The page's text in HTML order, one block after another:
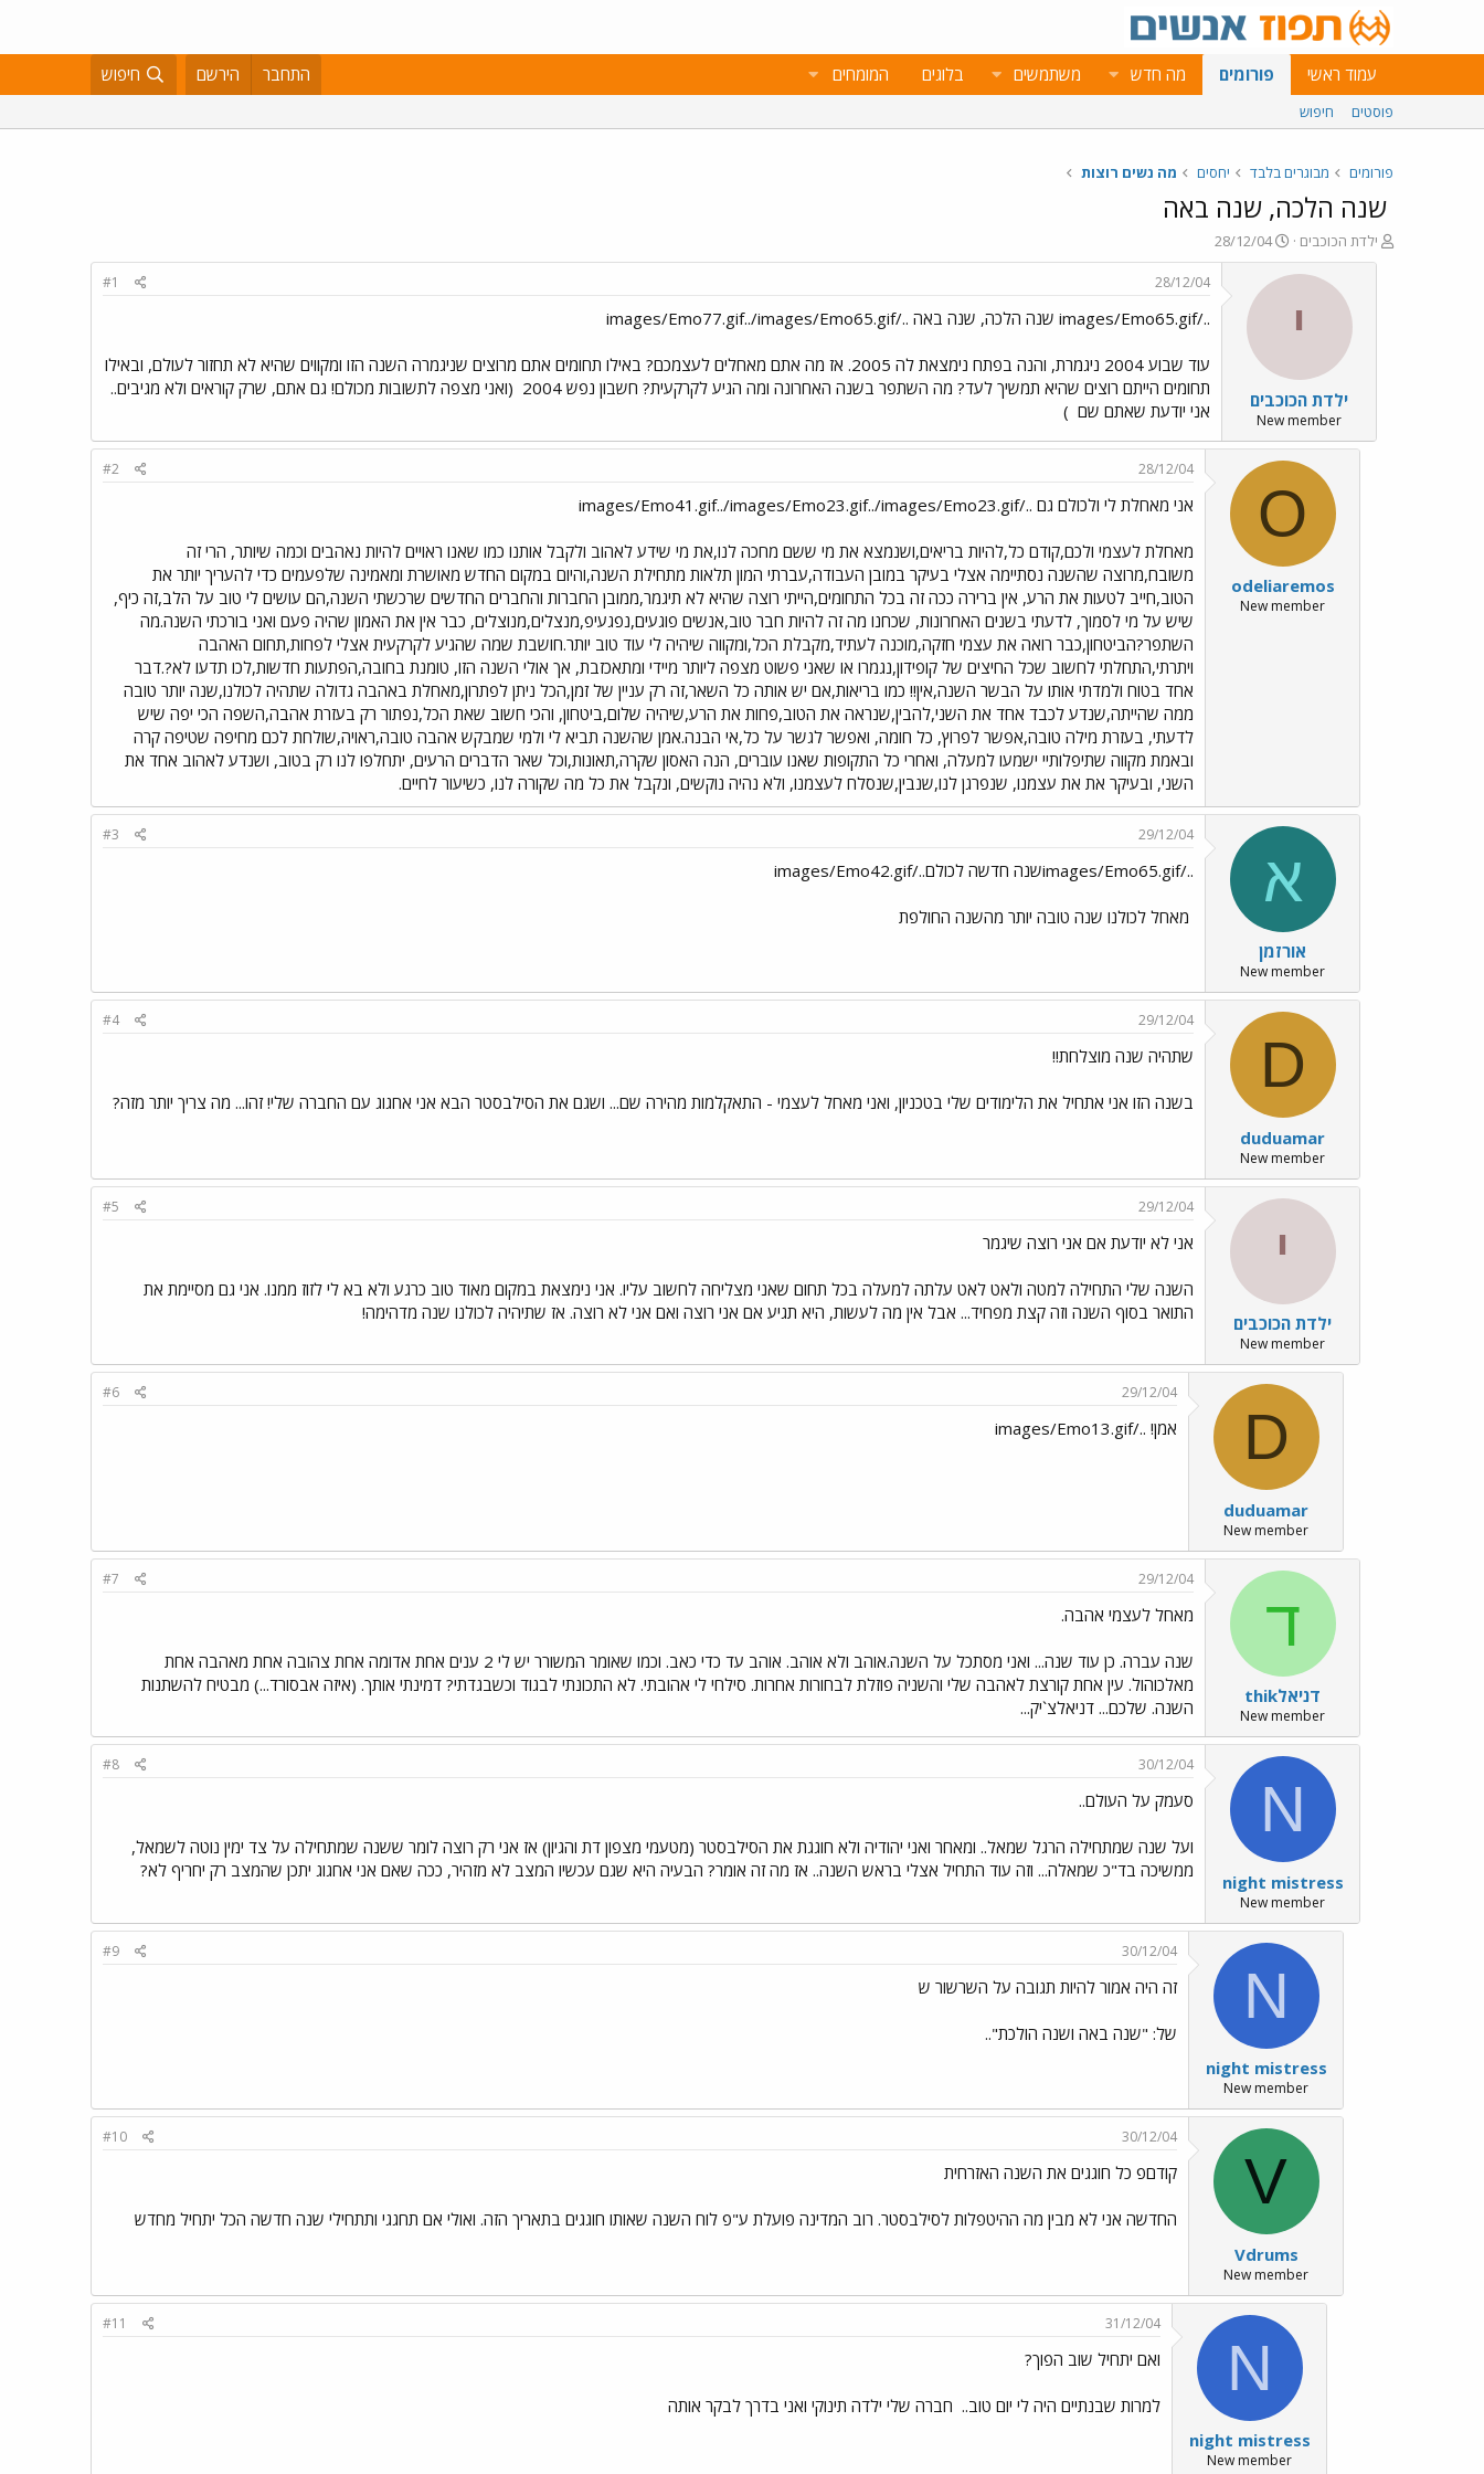
עמוד ראשי פורומים מה חדש משתמשים בלוגים המומחים התחבר הירשם חיפוש
פוסטים חיפוש
פורומים מבוגרים בלבד יחסים מה נשים רוצות
שנה הלכה, שנה באה
פ
ו
ילדת הכוכבים
פ
ו
ר
א
ר
י
ך
28/12/04
י
ילדת הכוכבים
New member
28/12/04
#1
../images/Emo65.gif שנה הלכה, שנה באה ../images/Emo77.gif../images/Emo65.gif
עוד שבוע 2004 ניגמרת, והנה בפתח נימצאת לה 2005. אז מה אתם מאחלים לעצמכם? באילו תחומים אתם מרוצים שניגמרה השנה הזו ומקווים שהיא לא תחזור לעולם, ובאילו
תחומים הייתם רוצים שהיא תמשיך לעד? מה השתפר בשנה האחרונה ומה הגיע לקרקעית? חשבון נפש 2004
(ואני מצפה לתשובות מכולם! גם אתם, שרק קוראים ולא מגיבים..
אני יודעת שאתם שם )
O
odeliaremos
New member
28/12/04
#2
אני מאחלת לי ולכולם גם ../images/Emo41.gif../images/Emo23.gif../images/Emo23.gif
מאחלת לעצמי ולכם,קודם כל,להיות בריאים,ושנמצא את מי ששם מחכה לנו,את מי שידע לאהוב ולקבל אותנו כמו שאנו ראויים להיות נאהבים וכמה שיותר, הרי זה
משובח,מרוצה שהשנה נסתיימה אצלי בעיקר במובן העבודה,עברתי המון תלאות מתחילת השנה,והיום במקום החדש מאושרת ומאמינה שלפעמים כדי להעריך יותר את
הטוב,חייב לטעות את הרע, אין ברירה ככה זה בכל התחומים,הייתי רוצה שהיא לא תיגמר,ממובן החברות והחברים החדשים שרכשתי השנה,הם עושים לי טוב על הלב,זה כיף,
שיש על מי לסמוך, לדעתי בשנים האחרונות, שכחנו מה זה להיות חבר טוב,אנשים פוגעים,נפגעיפ,מנצלים,מנוצלים, כבר אין את האמון שהיה פעם ואני בורכתי השנה.מה
השתפר?הביטחון,כבר רואה את עצמי חזקה,מוכנה לעתיד,מקבלת הכל,ומקווה שיהיה לי עוד טוב יותר.חושבת שמה שהגיע לקרקעית אצלי לפחות,תחום האהבה
ויתרתי,התחלתי לחשוב שכל החיצים של קופידון,נגמרו או שאני פשוט מצפה ליותר מיידי ומתאכזבת, אך אולי השנה הזו, טומנת בחובה,הפתעות חדשות,לכו תדעו לא?.דבר
אחד בטוח ולמדתי אותו על הבשר השנה,אין!! כמו בריאות,אם יש אותה כל השאר,זה רק עניין של זמן,הכל ניתן לפתרון,מאחלת באהבה גדולה שתהיה לכולנו,שנה יותר טובה
ממה שהייתה,שנדע לכבד אחד את השני,להבין,שנראה את הטוב,פחות את הרע,שיהיה שלום,ביטחון, והכי חשוב שאת הכל,נפתור רק בעזרת אהבה,השפה הכי יפה שיש
לדעתי, בעזרת מילה טובה,אפשר לפרוץ, כל חומה, ואפשר לגשר על כל,אי הבנה.אמן שהשנה תביא לי ולמי שמבקש אהבה טובה,ראויה,שולחת לכם מחיפה שטיפה קרה
ובאמת מקווה שתיפלותיי ישמעו למעלה, ואחרי כל התקופות שאנו עוברים, הנה האסון שקרה,תאונות,וכל שאר הדברים הרעים, יתחלפו לנו רק בטוב, ושנדע לאהוב אחד את
השני, ובעיקר את את עצמנו, שנפרגן לנו,שנבין,שנסלח לעצמנו, ולא נהיה נוקשים, ונקבל את כל מה שקורה לנו, כשיעור לחיים.
א
אורזמן
New member
29/12/04
#3
../images/Emo65.gifשנה חדשה לכולם../images/Emo42.gif
מאחל לכולנו שנה טובה יותר מהשנה החולפת
D
duduamar
New member
29/12/04
#4
שתהיה שנה מוצלחת!!
בשנה הזו אני אתחיל את הלימודים שלי בטכניון, ואני מאחל לעצמי - התאקלמות מהירה שם... ושגם את הסילבסטר הבא אני אחגוג עם החברה שלי! זהו... מה צריך יותר מזה?
י
ילדת הכוכבים
New member
29/12/04
#5
אני לא יודעת אם אני רוצה שיגמר
השנה שלי התחילה למטה ולאט לאט עלתה למעלה בכל תחום שאני מצליחה לחשוב עליו. אני נימצאת במקום מאוד טוב כרגע ולא בא לי לזוז ממנו. אני גם מסיימת את
התואר בסוף השנה וזה קצת מפחיד... אבל אין מה לעשות, היא תגיע אם אני רוצה ואם אני לא רוצה. אז שתיהיה לכולנו שנה מדהימה!
D
duduamar
New member
29/12/04
#6
אמן! ../images/Emo13.gif
ד
דניאלthik
New member
29/12/04
#7
מאחל לעצמי אהבה.
שנה עברה. כן עוד שנה... ואני מסתכל על השנה.אוהב ולא אוהב. אוהב עד כדי כאב. וכמו שאומר המשורר יש לי 2 ענים אחת אדומה אחת צהובה אחת מאהבה אחת
מאלכוהול. עין אחת קורצת לאהבה שלי והשניה פוזלת לבחורות אחרות. סילחי לי אהובתי. לא התכונתי לבגוד וכשבגדתי? דמינתי אותך. (איזה אבסורד...) מבטיח להשתנות
השנה. שלכם... דניאלצ`יק...
N
night mistress
New member
30/12/04
#8
סעמק על העולם..
ועל שנה שמתחילה הרגל שמאל.. ומאחר ואני יהודיה ולא חוגגת את הסילבסטר (מטעמי מצפון דת והגיון) אז אני רק רוצה לומר ששנה שמתחילה על צד ימין נוטה לשמאל,
ממשיכה בד"כ שמאלה... וזה עוד התחיל אצלי בראש השנה.. אז מה זה אומר? הבעיה היא שגם עכשיו המצב לא מזהיר, ככה שאם אני אחגוג יתכן שהמצב רק יחריף לא?
N
night mistress
New member
30/12/04
#9
זה היה אמור להיות תגובה על השרשור ש
של: "שנה באה ושנה הולכת"..
V
Vdrums
New member
30/12/04
#10
קודםפ כל חוגגים את השנה האזרחית
החדשה אני לא מבין מה ההיטפלות לסילבסטר. רוב המדינה פועלת ע"פ לוח השנה שאותו חוגגים בתאריך הזה. ואולי אם תחגגי ותתחילי שנה חדשה הכל יתחיל מחדש
N
night mistress
New member
31/12/04
#11
ואם יתחיל שוב הפוך?
למרות שבנתיים היה לי יום טוב.. חברה שלי ילדה תינוקי ואני בדרך לבקר אותה